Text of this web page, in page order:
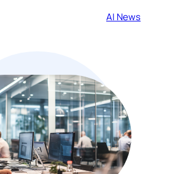
AI News